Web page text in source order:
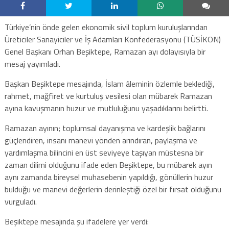
Türkiye’nin önde gelen ekonomik sivil toplum kuruluşlarından
Üreticiler Sanayiciler ve İş Adamları Konfederasyonu (TÜSİKON)
Genel Başkanı Orhan Beşiktepe, Ramazan ayı dolayısıyla bir
mesaj yayımladı.
Başkan Beşiktepe mesajında, İslam âleminin özlemle beklediği,
rahmet, mağfiret ve kurtuluş vesilesi olan mübarek Ramazan
ayına kavuşmanın huzur ve mutluluğunu yaşadıklarını belirtti.
Ramazan ayının; toplumsal dayanışma ve kardeşlik bağlarını
güçlendiren, insanı manevi yönden arındıran, paylaşma ve
yardımlaşma bilincini en üst seviyeye taşıyan müstesna bir
zaman dilimi olduğunu ifade eden Beşiktepe, bu mübarek ayın
aynı zamanda bireysel muhasebenin yapıldığı, gönüllerin huzur
bulduğu ve manevi değerlerin derinleştiği özel bir fırsat olduğunu
vurguladı.
Beşiktepe mesajında şu ifadelere yer verdi: